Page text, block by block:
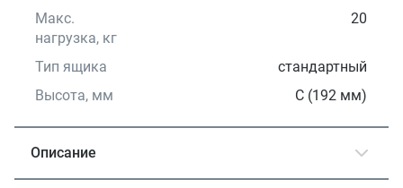
Макс.
нагрузка, кг
20
Тип ящика
стандартный
Высота, мм
С (192 мм)
Описание